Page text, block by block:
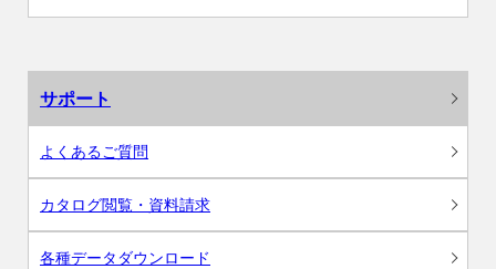
サポート
よくあるご質問
カタログ閲覧・資料請求
各種データダウンロード